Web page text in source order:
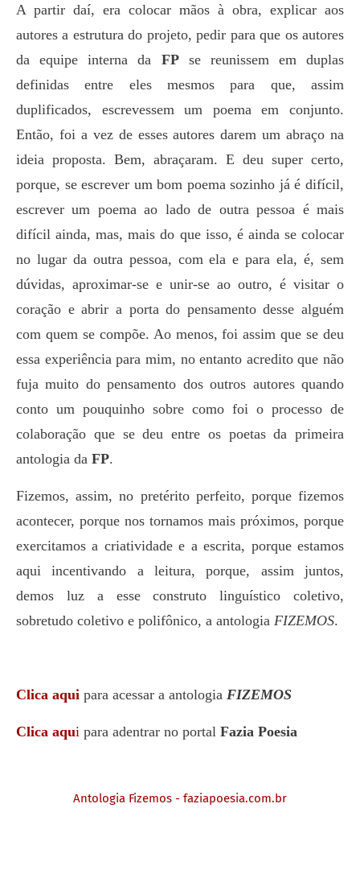
A partir daí, era colocar mãos à obra, explicar aos
autores a estrutura do projeto, pedir para que os autores
da equipe interna da FPse reunissem em duplas
definidas entre eles mesmos para que, assim
duplificados, escrevessem um poema em conjunto.
Então, foi a vez de esses autores darem um abraço na
ideia proposta. Bem, abraçaram. E deu super certo,
porque, se escrever um bom poema sozinho já é difícil,
escrever um poema ao lado de outra pessoa é mais
difícil ainda, mas, mais do que isso, é ainda se colocar
no lugar da outra pessoa, com ela e para ela, é, sem
dúvidas, aproximar-se e unir-se ao outro, é visitar o
coração e abrir a porta do pensamento desse alguém
com quem se compõe. Ao menos, foi assim que se deu
essa experiência para mim, no entanto acredito que não
fuja muito do pensamento dos outros autores quando
conto um pouquinho sobre como foi o processo de
colaboração que se deu entre os poetas da primeira
antologia da FP.
Fizemos, assim, no pretérito perfeito, porque fizemos
acontecer, porque nos tornamos mais próximos, porque
exercitamos a criatividade e a escrita, porque estamos
aqui incentivando a leitura, porque, assim juntos,
demos luz a esse construto linguístico coletivo,
sobretudo coletivo e polifônico, a antologia FIZEMOS.
Clica aqui para acessar a antologia FIZEMOS
Clica aqui para adentrar no portal Fazia Poesia
Antologia Fizemos - faziapoesia.com.br